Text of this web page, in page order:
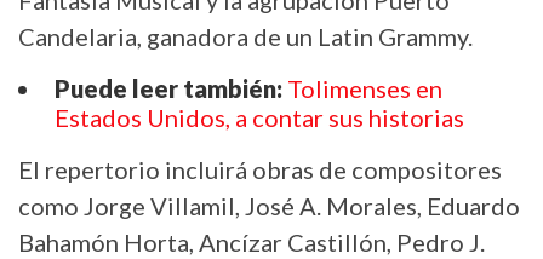
Candelaria, ganadora de un Latin Grammy.
Puede leer también: Tolimenses en
Estados Unidos, a contar sus historias
El repertorio incluirá obras de compositores
como Jorge Villamil, José A. Morales, Eduardo
Bahamón Horta, Ancízar Castillón, Pedro J.